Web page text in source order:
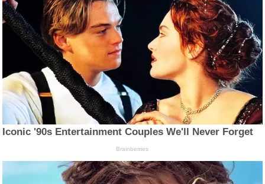
Iconic '90s Entertainment Couples We'll Never Forget
Brainberries